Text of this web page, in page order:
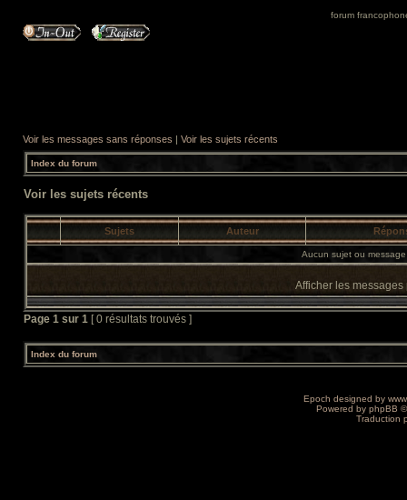
forum
Voir les messages sans réponses | Voir les sujets récents
Index du forum
Voir les sujets récents
Sujets Auteur
Aucun sujet ou
Afficher les messages
Page 1 sur 1 [ 0 résultats trouvés ]
Index du forum
Epoch designed by
Powered by phpBB
Traduction